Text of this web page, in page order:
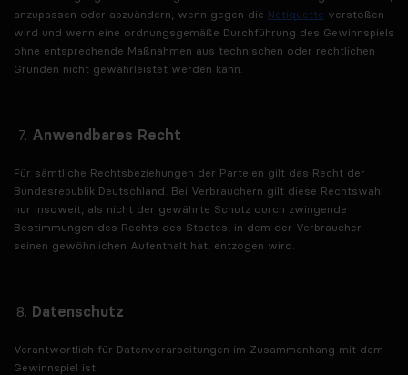
anzupassen oder abzuändern, wenn gegen die Netiquette verstoßen
wird und wenn eine ordnungsgemäße Durchführung des Gewinnspiels
ohne entsprechende Maßnahmen aus technischen oder rechtlichen
Gründen nicht gewährleistet werden kann.
Anwendbares Recht
Für sämtliche Rechtsbeziehungen der Parteien gilt das Recht der
Bundesrepublik Deutschland. Bei Verbrauchern gilt diese Rechtswahl
nur insoweit, als nicht der gewährte Schutz durch zwingende
Bestimmungen des Rechts des Staates, in dem der Verbraucher
seinen gewöhnlichen Aufenthalt hat, entzogen wird.
Datenschutz
Verantwortlich für Datenverarbeitungen im Zusammenhang mit dem
Gewinnspiel ist: